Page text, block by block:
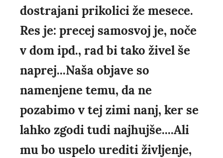
dostrajani prikolici že mesece.
Res je: precej samosvoj je, noče
v dom ipd., rad bi tako živel še
naprej...Naša objave so
namenjene temu, da ne
pozabimo v tej zimi nanj, ker se
lahko zgodi tudi najhujše....Ali
mu bo uspelo urediti življenje,